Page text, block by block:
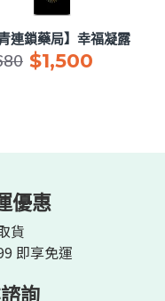
青連鎖藥局】幸福凝露
$1,500
優惠
貨
即享免運
詢